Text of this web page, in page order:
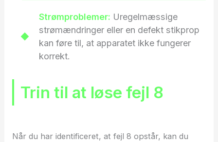
Strømproblemer: Uregelmæssige
strømændringer eller en defekt stikprop
kan føre til, at apparatet ikke fungerer
korrekt.
Trin til at løse fejl 8
Når du har identificeret, at fejl 8 opstår, kan du